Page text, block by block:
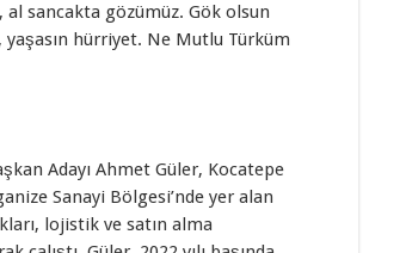
al sancakta gözümüz. Gök olsun
yaşasın hürriyet. Ne Mutlu Türküm
Adayı Ahmet Güler, Kocatepe
Sanayi Bölgesi’nde yer alan
lojistik ve satın alma